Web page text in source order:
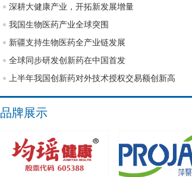
深耕大健康产业，开拓新发展增量
我国生物医药产业全球突围
新疆支持生物医药全产业链发展
全球同步研发创新药在中国首发
上半年我国创新药对外技术授权交易额创新高
品牌展示